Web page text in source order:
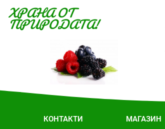
ХРАНА ОТ
ПРИРОДАТА!
КОНТАКТИ МАГАЗИН